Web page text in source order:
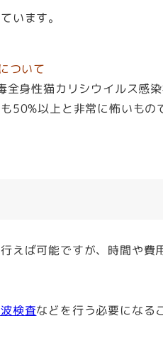
います。
ついて
身性猫カリシウイルス感
50%以上と非常に怖いも
ば可能ですが、時間や費
検査などを行う必要になる